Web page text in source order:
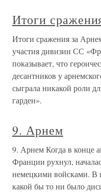
Итоги
Итоги сражения за
участия дивизии СС
показывает, что
десантников у
сыграла никакой роли
гарден».
9. Арнем
9. Арнем Когда в конце
Франции рухнул,
немецкими войсками. В
какой бы то ни было